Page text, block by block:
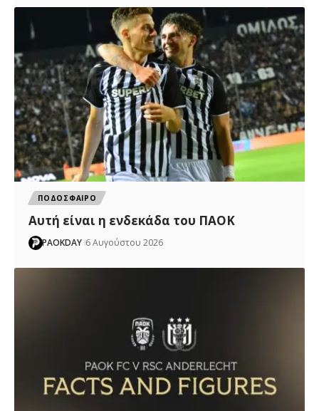
ΠΟΔΟΣΦΑΙΡΟ
Αυτή είναι η ενδεκάδα του ΠΑΟΚ
PAOKDAY 6 Αυγούστου 2026